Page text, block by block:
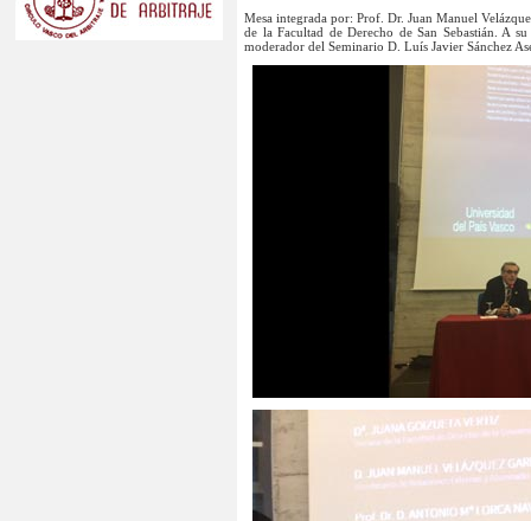
Mesa integrada por: Prof. Dr. Juan Manuel
de la Facultad de Derecho de San Sebastián. A
moderador del Seminario D. Luís Javier Sánchez